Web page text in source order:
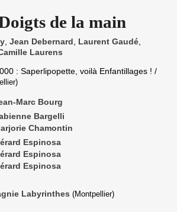
de la main
Jean Debernard Laurent Gaudé
Laurens
: Saperlipopette, voilà Enfantillages ! /
Marc Bourg
Bargelli
Chamontin
Espinosa
Espinosa
Espinosa
Labyrinthes (Montpellier)